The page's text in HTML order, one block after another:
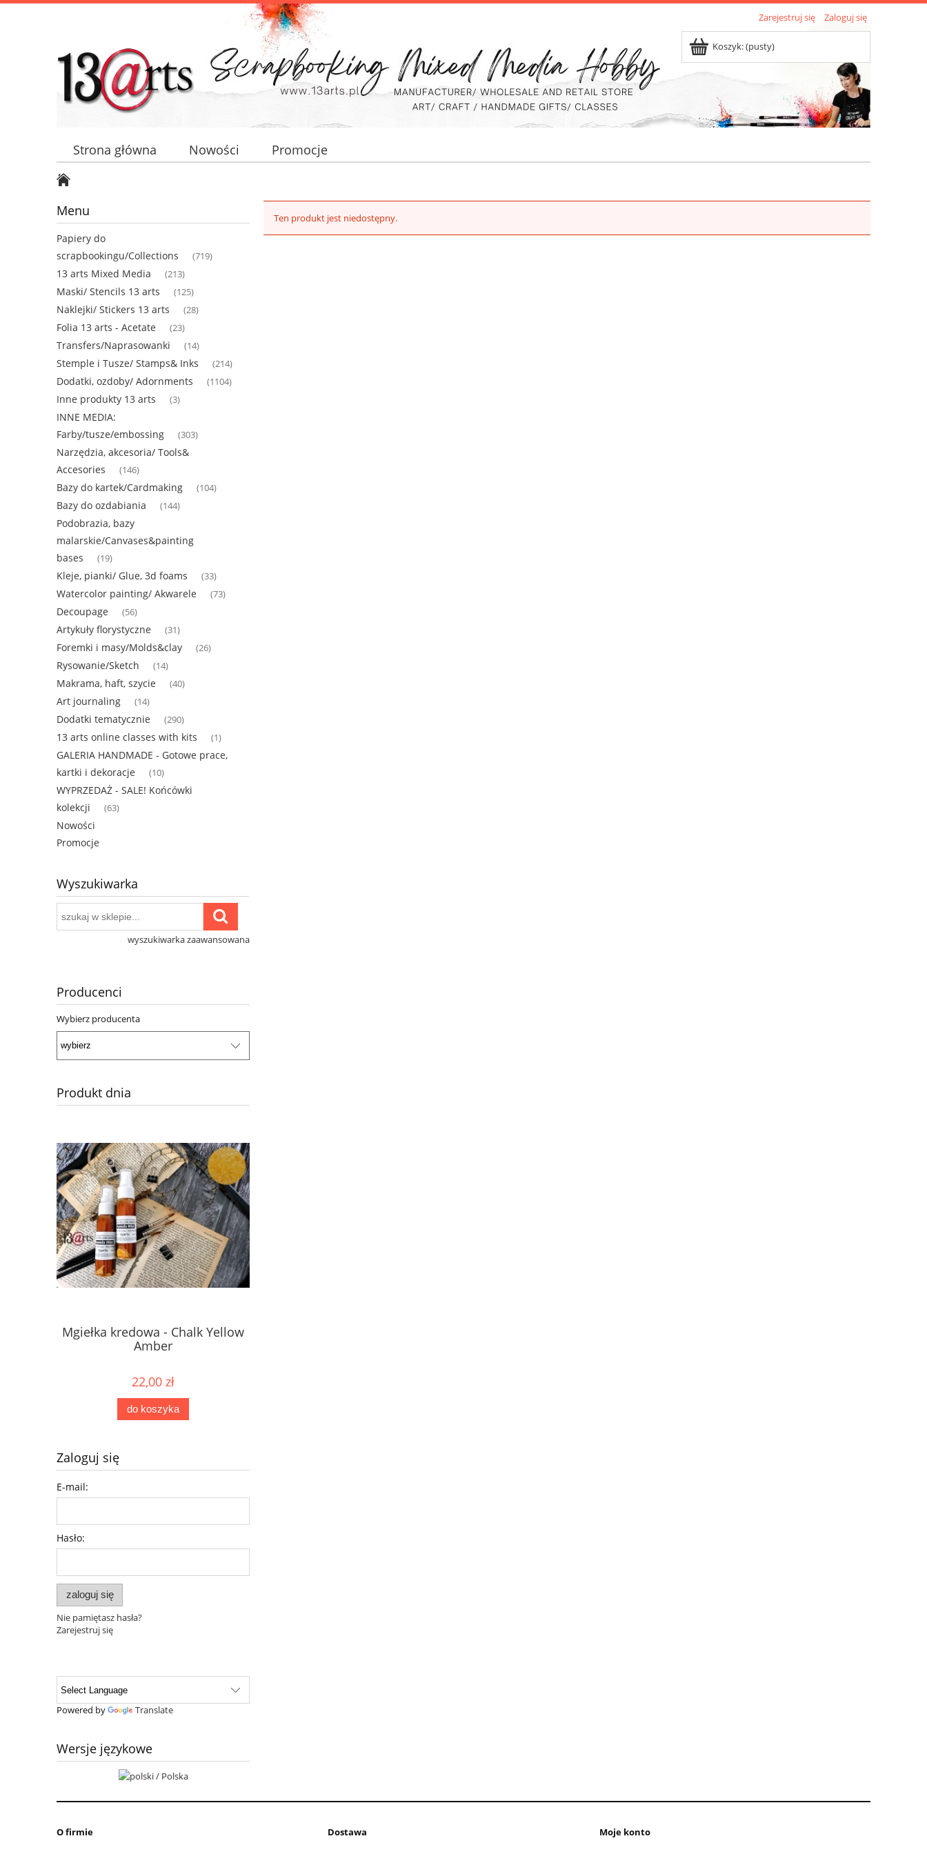
Zarejestruj się Zaloguj się
Koszyk:(pusty)
Strona główna Nowości Promocje
Menu
Papiery do
scrapbookingu/Collections
(719)
13 arts Mixed Media (213)
Maski/ Stencils 13 arts (125)
Naklejki/ Stickers 13 arts (28)
Folia 13 arts - Acetate (23)
Transfers/Naprasowanki (14)
Stemple i Tusze/ Stamps& Inks (214)
Dodatki, ozdoby/ Adornments (1104)
Inne produkty 13 arts (3)
INNE MEDIA:
Farby/tusze/embossing
(303)
Narzędzia, akcesoria/ Tools&
Accesories
(146)
Bazy do kartek/Cardmaking (104)
Bazy do ozdabiania (144)
Podobrazia, bazy
malarskie/Canvases&painting
bases
(19)
Kleje, pianki/ Glue, 3d foams (33)
Watercolor painting/ Akwarele (73)
Decoupage (56)
Artykuły florystyczne (31)
Foremki i masy/Molds&clay (26)
Rysowanie/Sketch (14)
Makrama, haft, szycie (40)
Art journaling (14)
Dodatki tematycznie (290)
13 arts online classes with kits (1)
GALERIA HANDMADE - Gotowe prace,
kartki i dekoracje
(10)
WYPRZEDAŻ - SALE! Końcówki
kolekcji
(63)
Nowości
Promocje
Wyszukiwarka
wyszukiwarka zaawansowana
Producenci
Wybierz producenta
Produkt dnia
Mgiełka kredowa - Chalk Yellow
Amber
22,00 zł
do koszyka
Zaloguj się
E-mail:
Hasło:
zaloguj się
Nie pamiętasz hasła?
Zarejestruj się
Powered by Translate
Wersje językowe
Ten produkt jest niedostępny.
O firmie Dostawa Moje konto